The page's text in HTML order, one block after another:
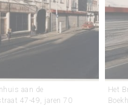
aan de
47-49, jaren 70
Het